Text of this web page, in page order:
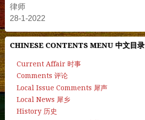
律师
28-1-2022
CHINESE CONTENTS MENU 中文目录
Current Affair 时事
Comments 评论
Local Issue Comments 犀声
Local News 犀乡
History 历史